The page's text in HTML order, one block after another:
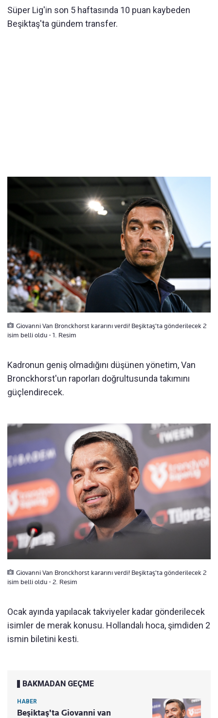
Süper Lig'in son 5 haftasında 10 puan kaybeden
Beşiktaş'ta gündem transfer.
Giovanni Van Bronckhorst kararını verdi! Beşiktaş'ta gönderilecek 2
isim belli oldu - 1. Resim
Kadronun geniş olmadığını düşünen yönetim, Van
Bronckhorst'un raporları doğrultusunda takımını
güçlendirecek.
Giovanni Van Bronckhorst kararını verdi! Beşiktaş'ta gönderilecek 2
isim belli oldu - 2. Resim
Ocak ayında yapılacak takviyeler kadar gönderilecek
isimler de merak konusu. Hollandalı hoca, şimdiden 2
ismin biletini kesti.
BAKMADAN GEÇME
HABER
Beşiktaş'ta Giovanni van